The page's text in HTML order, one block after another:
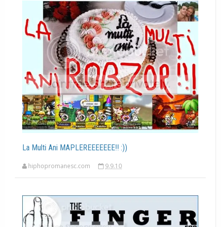
La Multi Ani MAPLEREEEEEEE!! :))
hiphopromanesc.com 9.9.10